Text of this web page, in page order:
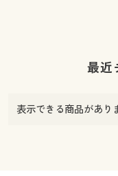
最近
表示できる商品があり